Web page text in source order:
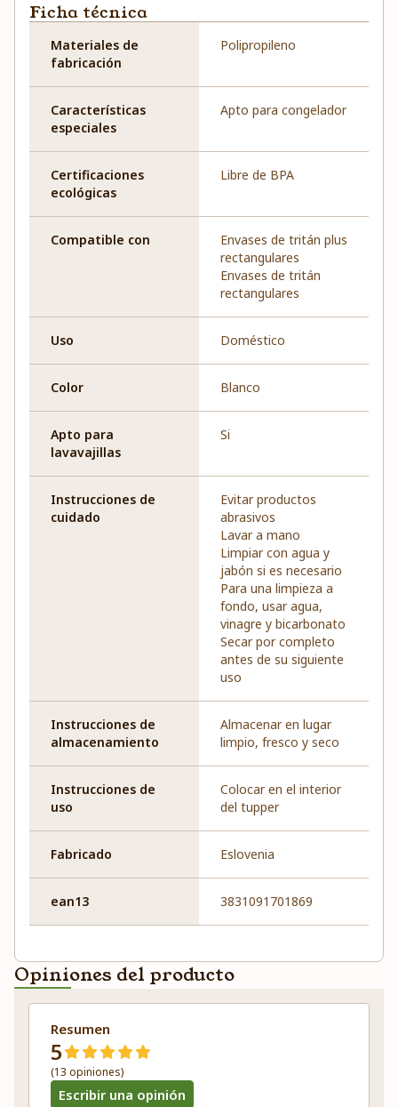
Ficha técnica
Materiales de
fabricación
Polipropileno
Características
especiales
Apto para congelador
Certificaciones
ecológicas
Libre de BPA
Compatible con
Envases de tritán plus
rectangulares
Envases de tritán
rectangulares
Uso Doméstico
Color Blanco
Apto para
lavavajillas
Si
Instrucciones de
cuidado
Evitar productos
abrasivos
Lavar a mano
Limpiar con agua y
jabón si es necesario
Para una limpieza a
fondo, usar agua,
vinagre y bicarbonato
Secar por completo
antes de su siguiente
uso
Instrucciones de
almacenamiento
Almacenar en lugar
limpio, fresco y seco
Instrucciones de
uso
Colocar en el interior
del tupper
Fabricado Eslovenia
ean13 3831091701869
Opiniones del producto
Resumen
5
(13 opiniones)
Escribir una opinión